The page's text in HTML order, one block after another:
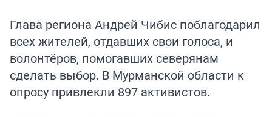
Глава региона Андрей Чибис поблагодарил
всех жителей, отдавших свои голоса, и
волонтёров, помогавших северянам
сделать выбор. В Мурманской области к
опросу привлекли 897 активистов.